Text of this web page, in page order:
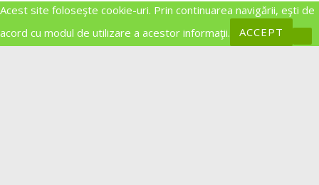
Acest site foloseşte cookie-uri. Prin continuarea navigării, eşti de
acord cu modul de utilizare a acestor informaţii.
ACCEPT